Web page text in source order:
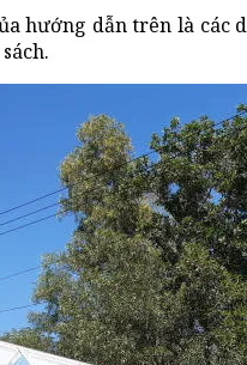
hướng dẫn trên là các